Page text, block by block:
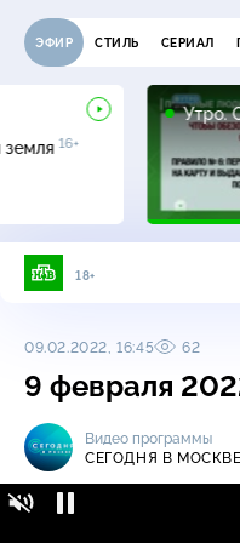
ЭФИР СТИЛЬ СЕРИАЛ
земля 16+
Утро.
18+
09.02.2022, 16:45 62
9 февраля
Видео программы
СЕГОДНЯ В МОСКВЕ